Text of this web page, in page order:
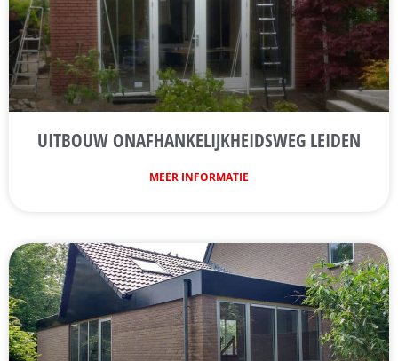
UITBOUW ONAFHANKELIJKHEIDSWEG LEIDEN
MEER INFORMATIE